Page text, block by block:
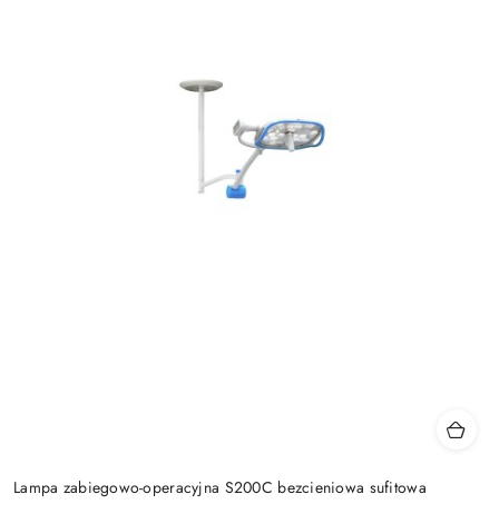
Lampa zabiegowo-operacyjna S200C bezcieniowa sufitowa